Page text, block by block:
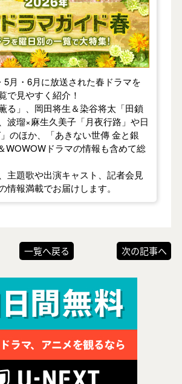
5月・6月に放送された春ドラマを
で見やすく紹介！
る」、岡田将生＆染谷将太「田鎖
波瑠×麻生久美子「月夜行路」や日
のほか、「あきない世傳 金と銀
WOWOWドラマの情報も含めて総
主題歌や出演キャスト、記者会見
情報満載でお届けします。
一覧へ戻る 次の記事へ